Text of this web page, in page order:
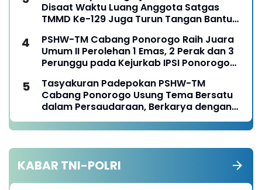
Disaat Waktu Luang Anggota Satgas
TMMD Ke-129 Juga Turun Tangan Bantu
PSHW-TM Cabang Ponorogo Raih Juara
Umum II Perolehan 1 Emas, 2 Perak dan 3
Perunggu pada Kejurkab IPSI Ponorogo
Tasyakuran Padepokan PSHW-TM
Cabang Ponorogo Usung Tema Bersatu
dalam Persaudaraan, Berkarya dengan
Keikhlasan dan Mengabdi dengan
Tanggungjawab
KABAR TNI-POLRI